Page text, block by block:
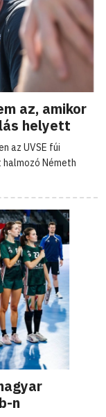
az, amikor
helyett
az UVSE fúi
Németh
n